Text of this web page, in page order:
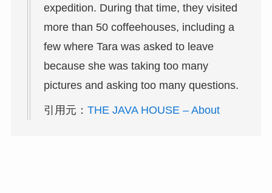
expedition. During that time, they visited
more than 50 coffeehouses, including a
few where Tara was asked to leave
because she was taking too many
pictures and asking too many questions.
引用元： THE JAVA HOUSE – About